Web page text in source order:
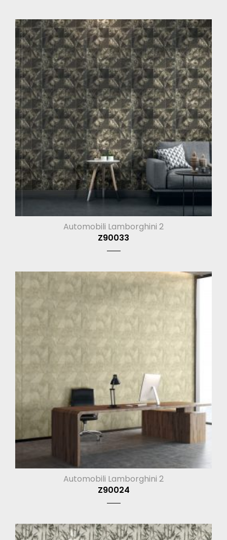
Automobili Lamborghini 2
Z90033
Automobili Lamborghini 2
Z90024